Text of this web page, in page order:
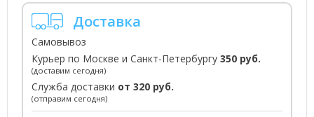
Доставка
Самовывоз
Курьер по Москве и Санкт-Петербургу 350 руб.
(доставим сегодня)
Служба доставки от 320 руб.
(отправим сегодня)